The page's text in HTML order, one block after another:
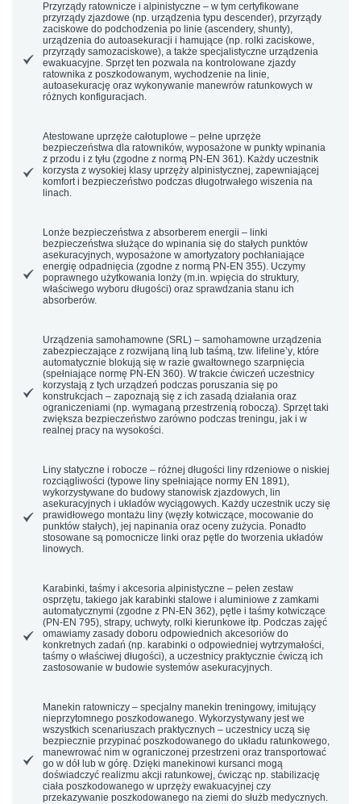
Przyrządy ratownicze i alpinistyczne – w tym certyfikowane
przyrządy zjazdowe (np. urządzenia typu descender), przyrządy
zaciskowe do podchodzenia po linie (ascendery, shunty),
urządzenia do autoasekuracji i hamujące (np. rolki zaciskowe,
przyrządy samozaciskowe), a także specjalistyczne urządzenia
ewakuacyjne. Sprzęt ten pozwala na kontrolowane zjazdy
ratownika z poszkodowanym, wychodzenie na linie,
autoasekurację oraz wykonywanie manewrów ratunkowych w
różnych konfiguracjach.
Atestowane uprzęże całotuplowe – pełne uprzęże
bezpieczeństwa dla ratowników, wyposażone w punkty wpinania
z przodu i z tyłu (zgodne z normą PN-EN 361). Każdy uczestnik
korzysta z wysokiej klasy uprzęży alpinistycznej, zapewniającej
komfort i bezpieczeństwo podczas długotrwałego wiszenia na
linach.
Lonże bezpieczeństwa z absorberem energii – linki
bezpieczeństwa służące do wpinania się do stałych punktów
asekuracyjnych, wyposażone w amortyzatory pochłaniające
energię odpadnięcia (zgodne z normą PN-EN 355). Uczymy
poprawnego użytkowania lonży (m.in. wpięcia do struktury,
właściwego wyboru długości) oraz sprawdzania stanu ich
absorberów.
Urządzenia samohamowne (SRL) – samohamowne urządzenia
zabezpieczające z rozwijaną liną lub taśmą, tzw. lifeline’y, które
automatycznie blokują się w razie gwałtownego szarpnięcia
(spełniające normę PN-EN 360). W trakcie ćwiczeń uczestnicy
korzystają z tych urządzeń podczas poruszania się po
konstrukcjach – zapoznają się z ich zasadą działania oraz
ograniczeniami (np. wymaganą przestrzenią roboczą). Sprzęt taki
zwiększa bezpieczeństwo zarówno podczas treningu, jak i w
realnej pracy na wysokości.
Liny statyczne i robocze – różnej długości liny rdzeniowe o niskiej
rozciągliwości (typowe liny spełniające normy EN 1891),
wykorzystywane do budowy stanowisk zjazdowych, lin
asekuracyjnych i układów wyciągowych. Każdy uczestnik uczy się
prawidłowego montażu liny (węzły kotwiczące, mocowanie do
punktów stałych), jej napinania oraz oceny zużycia. Ponadto
stosowane są pomocnicze linki oraz pętle do tworzenia układów
linowych.
Karabinki, taśmy i akcesoria alpinistyczne – pełen zestaw
osprzętu, takiego jak karabinki stalowe i aluminiowe z zamkami
automatycznymi (zgodne z PN-EN 362), pętle i taśmy kotwiczące
(PN-EN 795), strapy, uchwyty, rolki kierunkowe itp. Podczas zajęć
omawiamy zasady doboru odpowiednich akcesoriów do
konkretnych zadań (np. karabinki o odpowiedniej wytrzymałości,
taśmy o właściwej długości), a uczestnicy praktycznie ćwiczą ich
zastosowanie w budowie systemów asekuracyjnych.
Manekin ratowniczy – specjalny manekin treningowy, imitujący
nieprzytomnego poszkodowanego. Wykorzystywany jest we
wszystkich scenariuszach praktycznych – uczestnicy uczą się
bezpiecznie przypinać poszkodowanego do układu ratunkowego,
manewrować nim w ograniczonej przestrzeni oraz transportować
go w dół lub w górę. Dzięki manekinowi kursanci mogą
doświadczyć realizmu akcji ratunkowej, ćwicząc np. stabilizację
ciała poszkodowanego w uprzęży ewakuacyjnej czy
przekazywanie poszkodowanego na ziemi do służb medycznych.